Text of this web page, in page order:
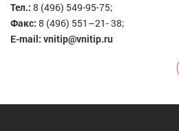
Тел.: 8 (496) 549-95-75;
Факс: 8 (496) 551–21- 38;
E-mail: vnitip@vnitip.ru